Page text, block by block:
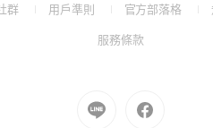
群
(Open用戶準則
(Open
a
官方部落格
服務條款(Open
window)
Go
to
Go
to